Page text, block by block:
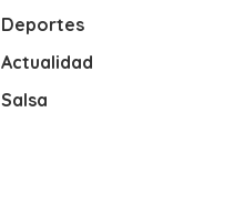
Deportes
Actualidad
Salsa